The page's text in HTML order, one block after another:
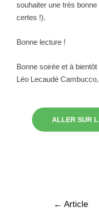
souhaiter une très
certes !).
Bonne lecture !
Bonne soirée et à
Léo Lecaudé
ALLER SUR
← Article